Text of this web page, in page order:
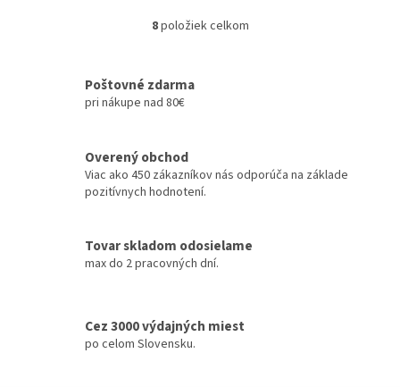
O
e
p
r
y
v
i
8položiek celkom
Poštovné zdarma
pri nákupe nad 80€
Overený obchod
Viac ako 450 zákazníkov nás odporúča na základe
pozitívnych hodnotení.
Tovar skladom odosielame
max do 2 pracovných dní.
Cez 3000 výdajných miest
po celom Slovensku.